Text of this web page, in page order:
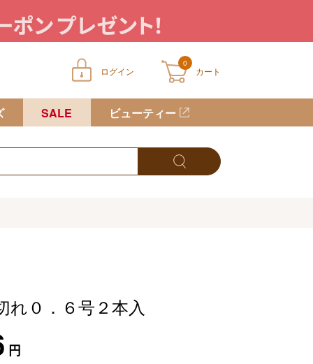
ログイン
0
カート
に商品が入っていません
SALE ビューティー
れ０．６号２本入
円